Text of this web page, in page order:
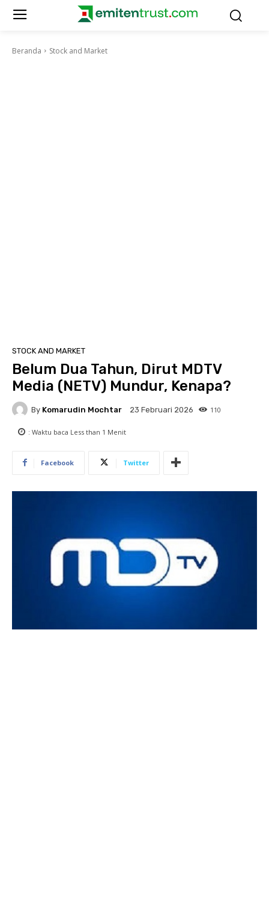
Beranda Stock and Market
STOCK AND MARKET
Belum Dua Tahun, Dirut MDTV
Media (NETV) Mundur, Kenapa?
By Komarudin Mochtar 23 Februari 2026 110
: Waktu baca Less than 1 Menit
Facebook Twitter